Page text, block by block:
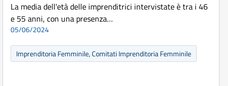
La media dell'età delle imprenditrici intervistate è tra i 46
e 55 anni, con una presenza…
05/06/2024
Imprenditoria Femminile, Comitati Imprenditoria Femminile